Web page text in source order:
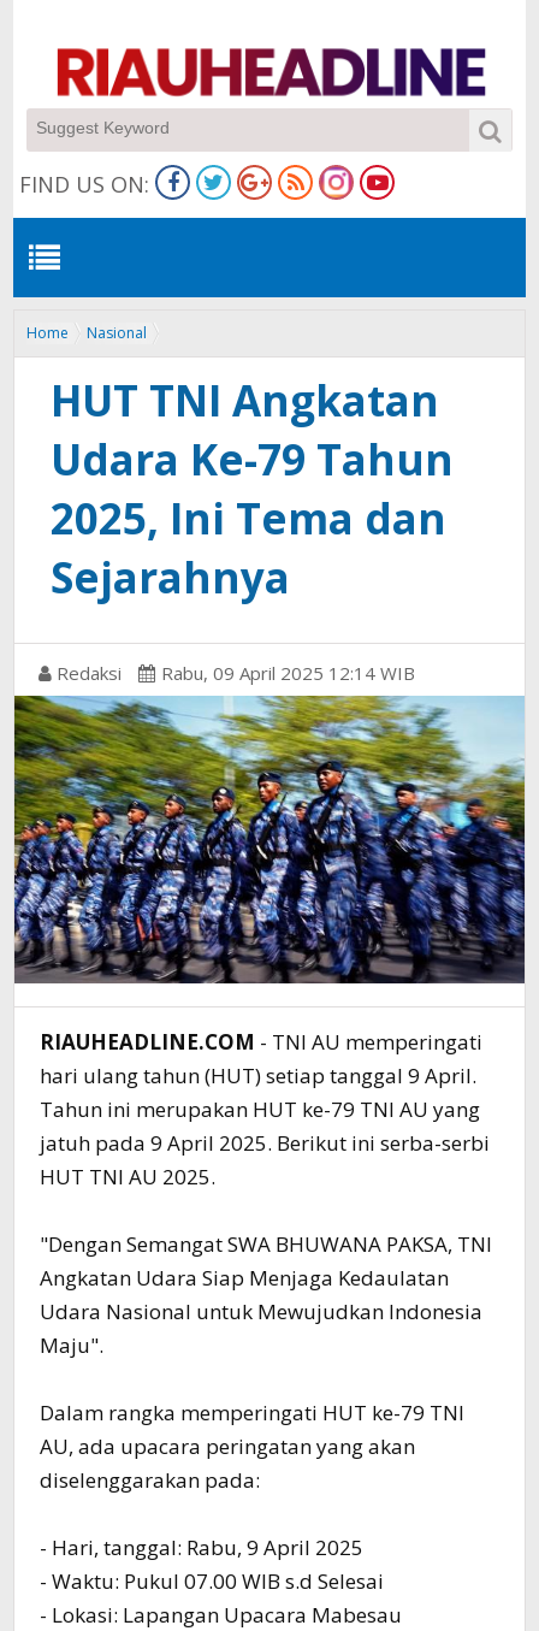
FIND US ON:
Home
Nasional
HUT TNI Angkatan Udara Ke-79 Tahun 2025, Ini Tema dan Sejarahnya
HUT TNI Angkatan
Udara Ke-79 Tahun
2025, Ini Tema dan
Sejarahnya
Redaksi Rabu, 09 April 2025 12:14 WIB
RIAUHEADLINE.COM - TNI AU memperingati
hari ulang tahun (HUT) setiap tanggal 9 April.
Tahun ini merupakan HUT ke-79 TNI AU yang
jatuh pada 9 April 2025. Berikut ini serba-serbi
HUT TNI AU 2025.
"Dengan Semangat SWA BHUWANA PAKSA, TNI
Angkatan Udara Siap Menjaga Kedaulatan
Udara Nasional untuk Mewujudkan Indonesia
Maju".
Dalam rangka memperingati HUT ke-79 TNI
AU, ada upacara peringatan yang akan
diselenggarakan pada:
- Hari, tanggal: Rabu, 9 April 2025
- Waktu: Pukul 07.00 WIB s.d Selesai
- Lokasi: Lapangan Upacara Mabesau